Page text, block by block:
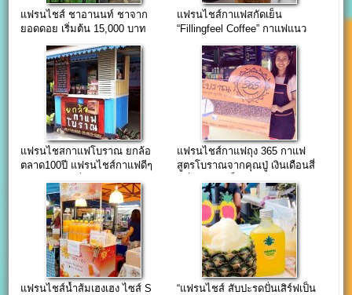
แฟรนไชส์ ชาอานนท์ ชาจาก
ยอดดอย เริ่มต้น 15,000 บาท
แฟรนไชส์กาแฟสกัดเย็น
“Fillingfeel Coffee” กาแฟแนว
แฟรนไชสกาแฟโบราณ ยกล้อ
ตลาด100ปี แฟรนไชส์กาแฟดีๆ
แฟรนไชส์กาแฟถุง 365 กาแฟ
สูตรโบราณจากคุณปู่ เงินเดือนสี่
แฟรนไชส์น้ำส้มเฮงเฮง ไซส์ S
“แฟรนไชส์ สับปะรดปั่นเสิร์ฟเป็น